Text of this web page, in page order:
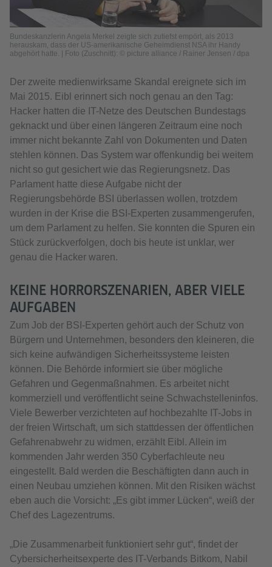
Bundeskanzlerin Angela Merkel zeigte sich zutiefst empört, als 2013
herauskam, dass der US-amerikanische Geheimdienst NSA ihr Handy
abgehört hatte. | Foto (Zuschnitt): © picture alliance / Rainer Jensen / dpa
Der zweite medienwirksame Skandal ereignete sich im
Mai 2015. Eibl erinnert sich noch genau an den Tag:
Hacker hatten die IT-Netze des Deutschen Bundestags
geknackt und über einen längeren Zeitraum eine noch
immer nicht bekannte Zahl von Dokumenten und Daten
stehlen können. Das System war offenkundig bei weitem
nicht so gut gesichert wie das Regierungsnetz. Das
Parlament hatte diese Aufgabe nicht der
Regierungsbehörde BSI überlassen wollen, trotzdem
wurden in der Krise die BSI-Experten zusammengerufen,
um dem Parlament zu helfen. Sie konnten die Spuren ein
Stück zurückverfolgen, doch bis heute ist unklar, wer
genau die Hacker waren.
KEINE HORRORSZENARIEN, ABER VIELE
AUFGABEN
Zum Job der BSI-Experten gehört auch der Schutz von
Bürgern und Unternehmen, besonders den kleineren, die
sich keine aufwändigen Sicherheitssysteme leisten
können. Die Behörde informiert sie über mögliche
Gefahren und Gegenmaßnahmen. Es arbeitet nicht
kommerziell und veröffentlicht seine Schwachstelleninfos.
Viele Bewerber verzichteten auf hochbezahlte IT-Jobs in
der freien Wirtschaft, um sich stattdessen der öffentlichen
Gefahrenabwehr zu widmen, erzählt Eibl. Allein im
kommenden Jahr werden 350 Cyberfachleute neu
eingestellt. Bald werden die Beschäftigten dann auch in
einen Neubau umziehen können. Mit den Risiken wächst
eben auch die Vorsicht: „Es gibt immer Lücken“, weiß der
Chef des Lagezentrums.
„Die Zusammenarbeit funktioniert sehr gut“, findet der
Cybersicherheitsexperte des IT-Verbands Bitkom, Nabil